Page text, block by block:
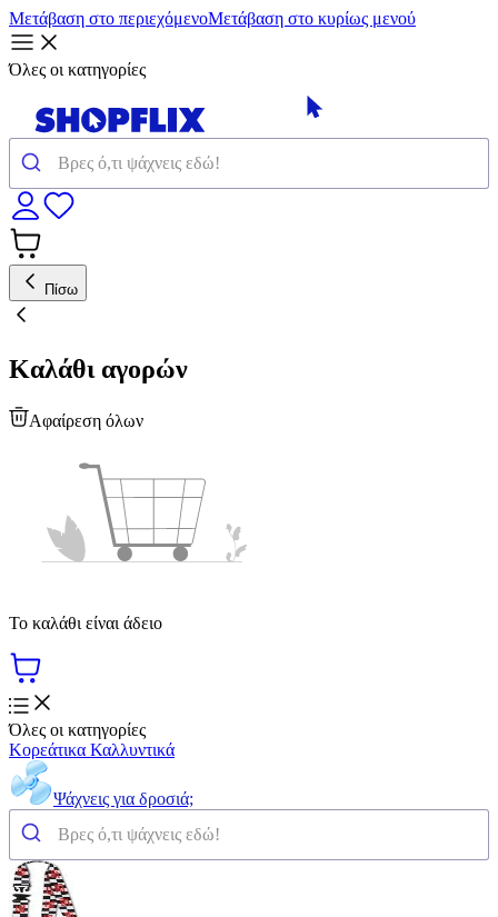
Μετάβαση στο περιεχόμενοΜετάβαση στο κυρίως μενού
Όλες οι κατηγορίες
Πίσω
Καλάθι αγορών
Αφαίρεση όλων
Το καλάθι είναι άδειο
Όλες οι κατηγορίες
Κορεάτικα Καλλυντικά
Ψάχνεις για δροσιά;